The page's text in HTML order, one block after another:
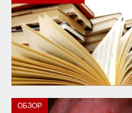
ОБЗОР